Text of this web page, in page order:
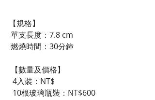
【規格】
單支長度：7.8 cm
燃燒時間：30分鐘
【數量及價格】
4入裝：NT$
10根玻璃瓶裝：NT$600